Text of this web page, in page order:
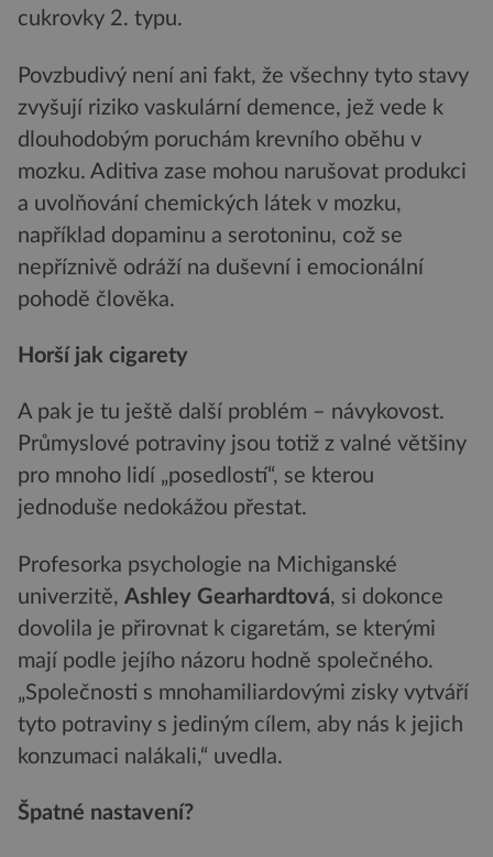
cukrovky 2. typu.
Povzbudivý není ani fakt, že všechny tyto stavy
zvyšují riziko vaskulární demence, jež vede k
dlouhodobým poruchám krevního oběhu v
mozku. Aditiva zase mohou narušovat produkci
a uvolňování chemických látek v mozku,
například dopaminu a serotoninu, což se
nepříznivě odráží na duševní i emocionální
pohodě člověka.
Horší jak cigarety
A pak je tu ještě další problém – návykovost.
Průmyslové potraviny jsou totiž z valné většiny
pro mnoho lidí „posedlostí“, se kterou
jednoduše nedokážou přestat.
Profesorka psychologie na Michiganské
univerzitě, Ashley Gearhardtová, si dokonce
dovolila je přirovnat k cigaretám, se kterými
mají podle jejího názoru hodně společného.
„Společnosti s mnohamiliardovými zisky vytváří
tyto potraviny s jediným cílem, aby nás k jejich
konzumaci nalákali,“ uvedla.
Špatné nastavení?